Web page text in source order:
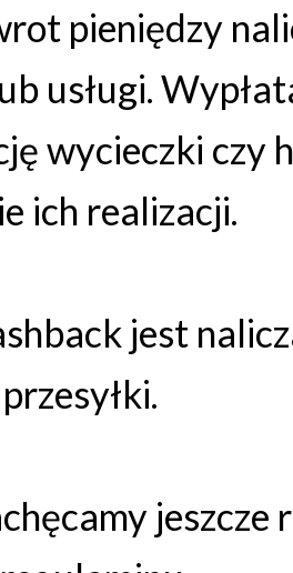
pieniędzy
usługi.
wycieczki czy
ich realizacji.
jest
jeszcze